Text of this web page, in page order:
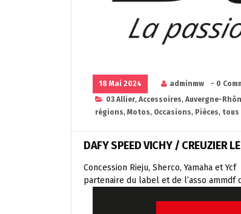
18 Mai 2024 adminmw
- 0
03 Allier, Accessoires, Auvergne-
régions, Motos, Occasions, Pièces, tous
DAFY SPEED VICHY / CREUZIER
Concession Rieju, Sherco, Yamaha et Ycf
partenaire du label et de l’asso ammdf